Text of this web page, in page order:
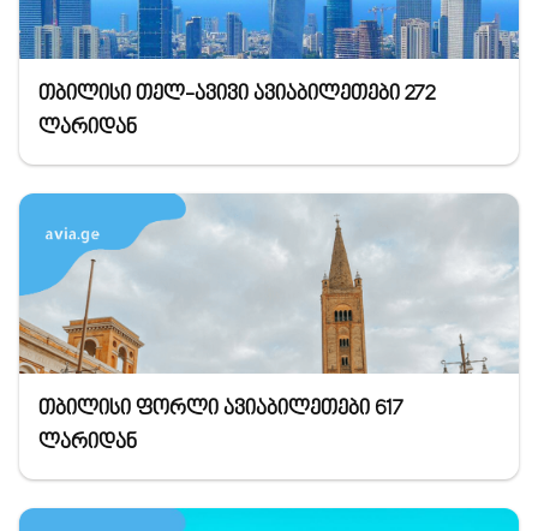
თბილისი თელ-ავივი ავიაბილეთები 272
ლარიდან
თბილისი ფორლი ავიაბილეთები 617
ლარიდან